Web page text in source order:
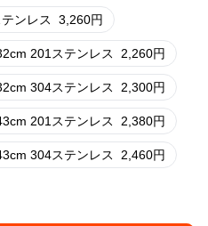
ンレス 3,260円
201ステンレス 2,260円
304ステンレス 2,300円
201ステンレス 2,380円
304ステンレス 2,460円